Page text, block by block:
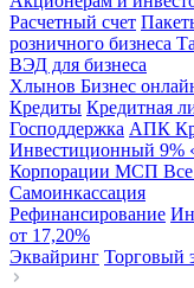
Расчетный счет
розничного бизнеса
ВЭД для бизнеса
Хлынов Бизнес
Кредиты Кредитная
Господдержка АПК
Инвестиционный 9%
Корпорации МСП
Самоинкассация
Рефинансирование
от 17,20%
Эквайринг Торговый